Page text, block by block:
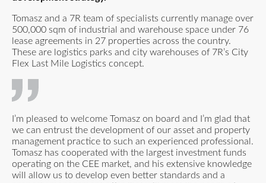
Tomasz and a 7R team of specialists currently manage over
500,000 sqm of industrial and warehouse space under 76
lease agreements in 27 properties across the country.
These are logistics parks and city warehouses of 7R’s City
Flex Last Mile Logistics concept.
I’m pleased to welcome Tomasz on board and I’m glad that
we can entrust the development of our asset and property
management practice to such an experienced professional.
Tomasz has cooperated with the largest investment funds
operating on the CEE market, and his extensive knowledge
will allow us to develop even better standards and a